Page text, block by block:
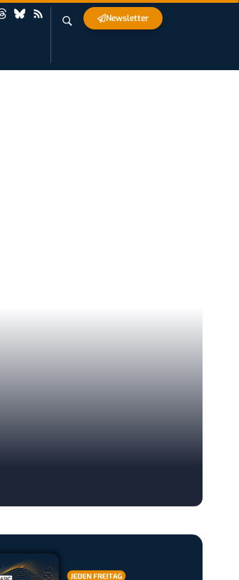
Newsletter